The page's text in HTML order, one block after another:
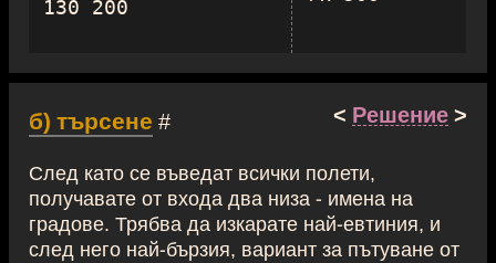
б) търсене # < Решение >
След като се въведат всички полети,
получавате от входа два низа - имена на
градове. Трябва да изкарате най-евтиния, и
след него най-бързия, вариант за пътуване от